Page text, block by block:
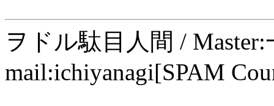
ヲドル駄目人間 /
mail:ichiyanagi[SPAM